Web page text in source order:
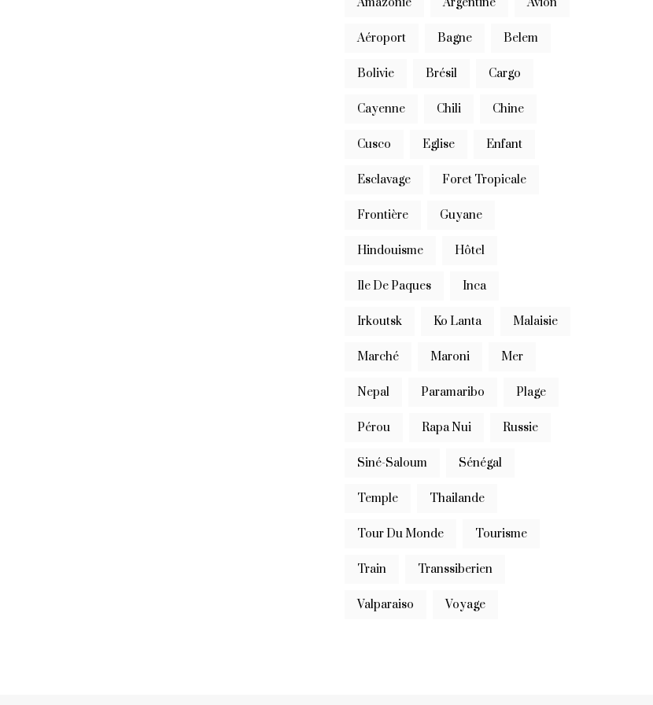
Aéroport Bagne Belem
Bolivie Brésil Cargo
Cayenne Chili Chine
Cusco Eglise Enfant
Esclavage Foret Tropicale
Frontière Guyane
Hindouisme Hôtel
Ile De Paques Inca
Irkoutsk Ko Lanta Malaisie
Marché Maroni Mer
Nepal Paramaribo Plage
Pérou Rapa Nui Russie
Siné-Saloum Sénégal
Temple Thailande
Tour Du Monde Tourisme
Train Transsiberien
Valparaiso Voyage